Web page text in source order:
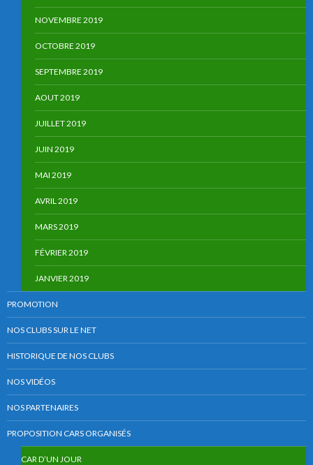
NOVEMBRE 2019
OCTOBRE 2019
SEPTEMBRE 2019
AOUT 2019
JUILLET 2019
JUIN 2019
MAI 2019
AVRIL 2019
MARS 2019
FÉVRIER 2019
JANVIER 2019
PROMOTION
NOS CLUBS SUR LE NET
HISTORIQUE DE NOS CLUBS
NOS VIDÉOS
NOS PARTENAIRES
PROPOSITION CARS ORGANISÉS
CAR D’UN JOUR